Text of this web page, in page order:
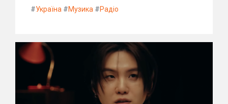
#Україна #Музика #Радіо